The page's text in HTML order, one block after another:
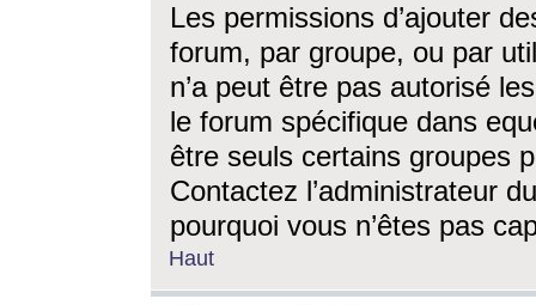
Les permissions d’ajouter
forum, par groupe, ou par
n’a peut être pas autorisé
le forum spécifique dans
être seuls certains groupes
Contactez l’administrateur
pourquoi vous n’êtes pas
Haut